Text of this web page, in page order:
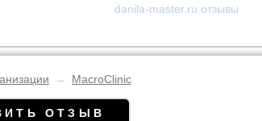
danila-master.ru отзывы
→ MacroClinic
ОТЗЫВ